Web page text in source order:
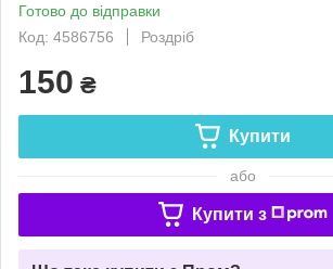
Готово до відправки
Код: 4586756
Роздріб
150 ₴
Купити
або
Купити з